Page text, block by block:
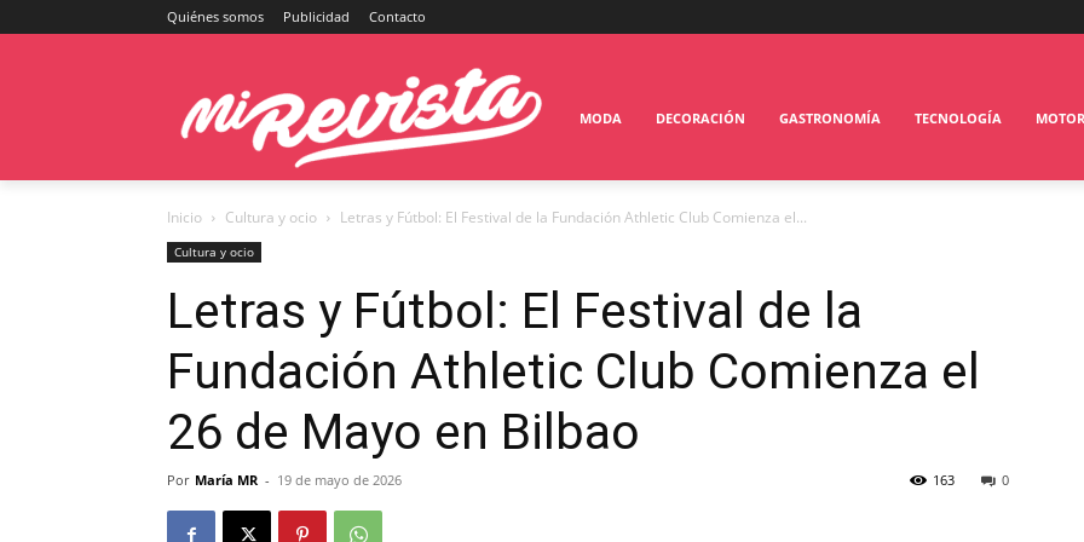
Quiénes somos Publicidad Contacto
MODA DECORACIÓN GASTRONOMÍA TECNOLOGÍA MOTOR
Inicio Cultura y ocio Letras y Fútbol: El Festival de la Fundación Athletic Club Comienza el...
Cultura y ocio
Letras y Fútbol: El Festival de la
Fundación Athletic Club Comienza el
26 de Mayo en Bilbao
Por María MR - 19 de mayo de 2026 0
163